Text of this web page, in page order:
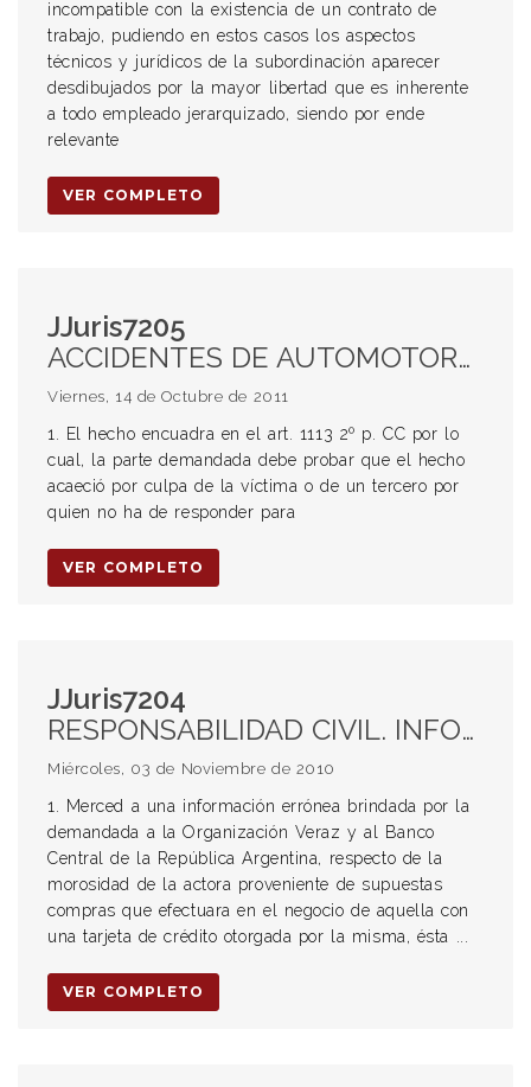
incompatible con la existencia de un contrato de
trabajo, pudiendo en estos casos los aspectos
técnicos y jurídicos de la subordinación aparecer
desdibujados por la mayor libertad que es inherente
a todo empleado jerarquizado, siendo por ende
relevante
VER COMPLETO
JJuris7205
ACCIDENTES DE AUTOMOTORES. ART 1113 2º PÁRRAFO DEL CC. CULPA DE LA VÍCTIMA O DE UN TERCERO POR QUIEN NO DEBE RESPONDER. COSA RIESGOSA. FACTOR OBJETIVO DE ATRIBUCIÓN DE RESPONSABILIDAD. DUEÑO O GUARDIÁN DE LA COSA RIESGOSA. SALIDA DE UNA ROTONDA. LEY NACIONAL DE TRÁNSITO. LEY 24449 ART 43 INC E. ART 39 ORDENANZA MUNICIPAL 6543/98. PRIORIDAD DE CIRCULACIÓN. CARTEL DE CEDA EL PASO. VELOCIDAD PRUDENCIAL. CONTROL DEL RODADO. CULPA CONCURRENTE. ENTIDAD DEL MISMO GRADO EN LA PRODUCCIÓN DEL HECHO. DAÑOS DE PRUEBA DIFÍCIL. MORIGERACIÓN DE LA CARGA PROBATORIA.
Viernes, 14 de Octubre de 2011
1. El hecho encuadra en el art. 1113 2º p. CC por lo
cual, la parte demandada debe probar que el hecho
acaeció por culpa de la víctima o de un tercero por
quien no ha de responder para
VER COMPLETO
JJuris7204
RESPONSABILIDAD CIVIL. INFORMACIÓN ERRÓNEA BRINDADA POR LA DEMANDADA AL VERAZ Y BANCO CENTRAL DE LA REPÚBLICA ARGENTINA. TARJETA DE CRÉDITO. CALIFICACIÓN DE LA PERJUDICADA EN LA PEOR SITUACIÓN: IRRECUPERABLE. ERROR DE CMR FALABELLA. UTILIZACIÓN DE UN DNI EXTRAVIADO. INSTRUMENTO DE CRÉDITO. PRIVACIÓN DE ACCESO AL CRÉDITO. RESPONSABILIDAD DE LA EMPRESA. ART 1109 CC. FIRMAS. FALTA DE VERIFICACIÓN. APLICACIÓN DEL ART 902 CC. PROFESIONALIDAD DE LA DEMANDADA PARA FIJAR LA CULPA. DAÑOS A CLIENTES O TERCEROS. TIEMPO IRRAZONABLE. DAÑO MORAL.
Miércoles, 03 de Noviembre de 2010
1. Merced a una información errónea brindada por la
demandada a la Organización Veraz y al Banco
Central de la República Argentina, respecto de la
morosidad de la actora proveniente de supuestas
compras que efectuara en el negocio de aquella con
una tarjeta de crédito otorgada por la misma, ésta ...
VER COMPLETO